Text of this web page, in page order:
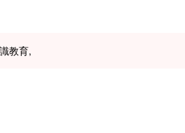
教育,